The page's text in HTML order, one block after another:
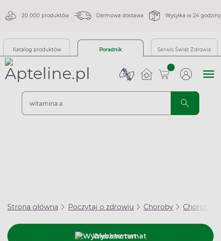
20 000 produktów Darmowa dostawa Wysyłka w 24 godziny
Katalog produktów Poradnik Serwis Świat Zdrowia
sztuk
Strona główna Poczytaj o zdrowiu Choroby Choroby
Wybierz temat